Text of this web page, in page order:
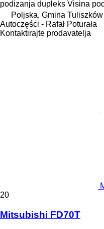
podizanja dupleks Visina
Poljska, Gmina Tuliszków
Autoczęści - Rafał Poturała
Kontaktirajte prodavatelja
20
Mitsubishi FD70T